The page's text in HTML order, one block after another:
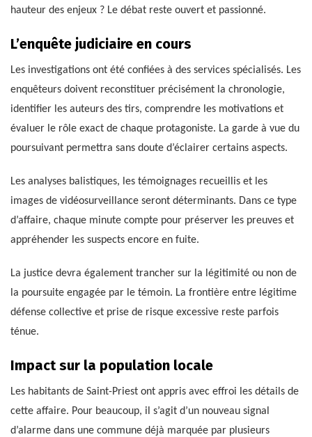
hauteur des enjeux ? Le débat reste ouvert et passionné.
L’enquête judiciaire en cours
Les investigations ont été confiées à des services spécialisés. Les
enquêteurs doivent reconstituer précisément la chronologie,
identifier les auteurs des tirs, comprendre les motivations et
évaluer le rôle exact de chaque protagoniste. La garde à vue du
poursuivant permettra sans doute d’éclairer certains aspects.
Les analyses balistiques, les témoignages recueillis et les
images de vidéosurveillance seront déterminants. Dans ce type
d’affaire, chaque minute compte pour préserver les preuves et
appréhender les suspects encore en fuite.
La justice devra également trancher sur la légitimité ou non de
la poursuite engagée par le témoin. La frontière entre légitime
défense collective et prise de risque excessive reste parfois
ténue.
Impact sur la population locale
Les habitants de Saint-Priest ont appris avec effroi les détails de
cette affaire. Pour beaucoup, il s’agit d’un nouveau signal
d’alarme dans une commune déjà marquée par plusieurs